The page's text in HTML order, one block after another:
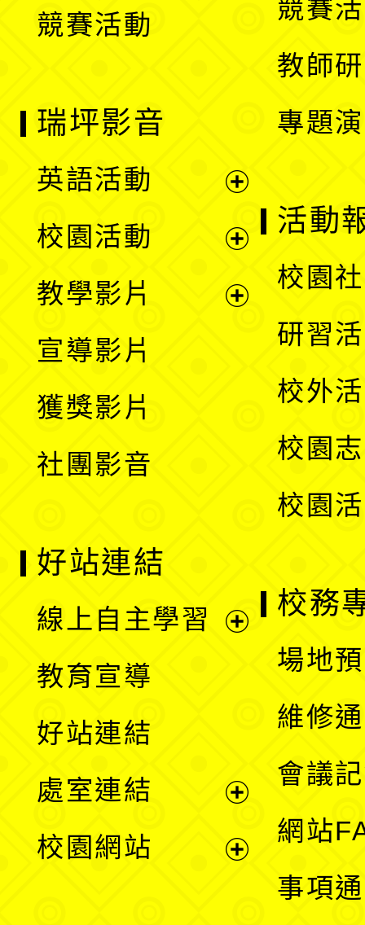
競賽活動
競賽
教師
專題
瑞坪影音
英語活動
選
校園活動
教學影片
宣導影片
獲獎影片
社團影音
活動
校園
研習
校外
校園
校園
好站連結
線上自主學習
單
教育宣導
好站連結
處室連結
校園網站
校務
場地
維修
會議
網站
事項